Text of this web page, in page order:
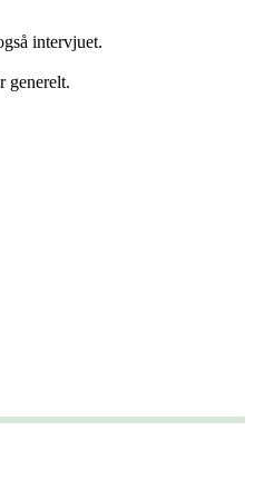
intervjuet.
generelt.